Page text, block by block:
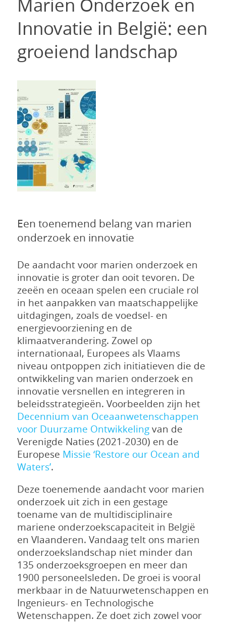
Marien Onderzoek en
Innovatie in België: een
groeiend landschap
Een toenemend belang van marien
onderzoek en innovatie
De aandacht voor marien onderzoek en
innovatie is groter dan ooit tevoren. De
zeeën en oceaan spelen een cruciale rol
in het aanpakken van maatschappelijke
uitdagingen, zoals de voedsel- en
energievoorziening en de
klimaatverandering. Zowel op
internationaal, Europees als Vlaams
niveau ontpoppen zich initiatieven die de
ontwikkeling van marien onderzoek en
innovatie versnellen en integreren in
beleidsstrategieën. Voorbeelden zijn het
Decennium van Oceaanwetenschappen
voor Duurzame Ontwikkelingvan de
Verenigde Naties (2021-2030) en de
Europese Missie ‘Restore our Ocean and
Waters’.
Deze toenemende aandacht voor marien
onderzoek uit zich in een gestage
toename van de multidisciplinaire
mariene onderzoekscapaciteit in België
en Vlaanderen. Vandaag telt ons marien
onderzoekslandschap niet minder dan
135 onderzoeksgroepen en meer dan
1900 personeelsleden. De groei is vooral
merkbaar in de Natuurwetenschappen en
Ingenieurs- en Technologische
Wetenschappen. Ze doet zich zowel voor